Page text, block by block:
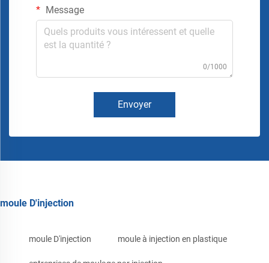
Message
0/1000
Envoyer
moule D'injection
moule D'injection moule à injection en plastique